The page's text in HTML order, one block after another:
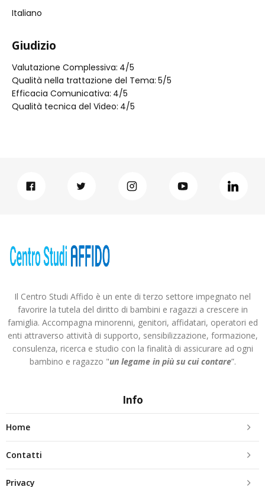
Italiano
Giudizio
Valutazione Complessiva: 4/5
Qualità nella trattazione del Tema: 5/5
Efficacia Comunicativa: 4/5
Qualità tecnica del Video: 4/5
Il Centro Studi Affido è un ente di terzo settore impegnato nel
favorire la tutela del diritto di bambini e ragazzi a crescere in
famiglia. Accompagna minorenni, genitori, affidatari, operatori ed
enti attraverso attività di supporto, sensibilizzazione, formazione,
consulenza, ricerca e studio con la finalità di assicurare ad ogni
bambino e ragazzo "un legame in più su cui contare”.
Info
Home
Contatti
Privacy